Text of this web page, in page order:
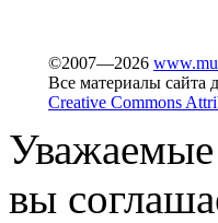
©2007—2026
Все материалы сайта
Creative Commons
Уважаемые
вы